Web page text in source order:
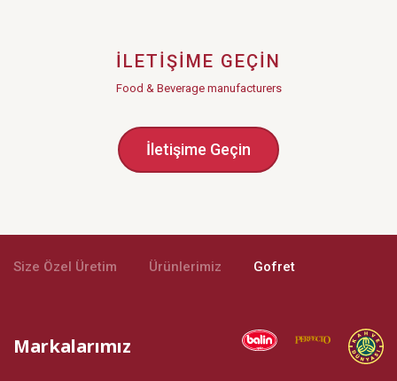
İLETIŞIME GEÇIN
Food & Beverage manufacturers
İletişime Geçin
Size Özel Üretim Ürünlerimiz Gofret
Markalarımız